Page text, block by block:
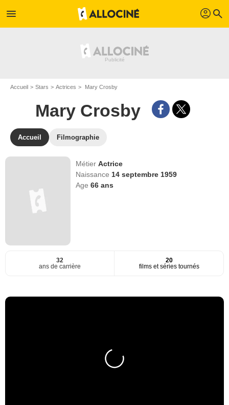
menu profil search
Accueil Stars Actrices Mary Crosby
Mary Crosby
Accueil Filmographie
MétierActrice
Naissance 14 septembre 1959
Age66 ans
32
ans de carrière
20
films et séries tournés